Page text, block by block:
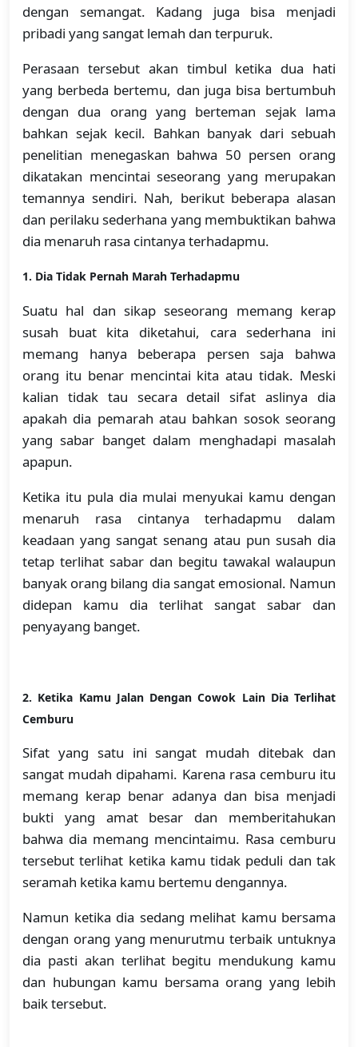
dengan semangat. Kadang juga bisa menjadi
pribadi yang sangat lemah dan terpuruk.
Perasaan tersebut akan timbul ketika dua hati
yang berbeda bertemu, dan juga bisa bertumbuh
dengan dua orang yang berteman sejak lama
bahkan sejak kecil. Bahkan banyak dari sebuah
penelitian menegaskan bahwa 50 persen orang
dikatakan mencintai seseorang yang merupakan
temannya sendiri. Nah, berikut beberapa alasan
dan perilaku sederhana yang membuktikan bahwa
dia menaruh rasa cintanya terhadapmu.
1. Dia Tidak Pernah Marah Terhadapmu
Suatu hal dan sikap seseorang memang kerap
susah buat kita diketahui, cara sederhana ini
memang hanya beberapa persen saja bahwa
orang itu benar mencintai kita atau tidak. Meski
kalian tidak tau secara detail sifat aslinya dia
apakah dia pemarah atau bahkan sosok seorang
yang sabar banget dalam menghadapi masalah
apapun.
Ketika itu pula dia mulai menyukai kamu dengan
menaruh rasa cintanya terhadapmu dalam
keadaan yang sangat senang atau pun susah dia
tetap terlihat sabar dan begitu tawakal walaupun
banyak orang bilang dia sangat emosional. Namun
didepan kamu dia terlihat sangat sabar dan
penyayang banget.
2. Ketika Kamu Jalan Dengan Cowok Lain Dia Terlihat
Cemburu
Sifat yang satu ini sangat mudah ditebak dan
sangat mudah dipahami. Karena rasa cemburu itu
memang kerap benar adanya dan bisa menjadi
bukti yang amat besar dan memberitahukan
bahwa dia memang mencintaimu. Rasa cemburu
tersebut terlihat ketika kamu tidak peduli dan tak
seramah ketika kamu bertemu dengannya.
Namun ketika dia sedang melihat kamu bersama
dengan orang yang menurutmu terbaik untuknya
dia pasti akan terlihat begitu mendukung kamu
dan hubungan kamu bersama orang yang lebih
baik tersebut.